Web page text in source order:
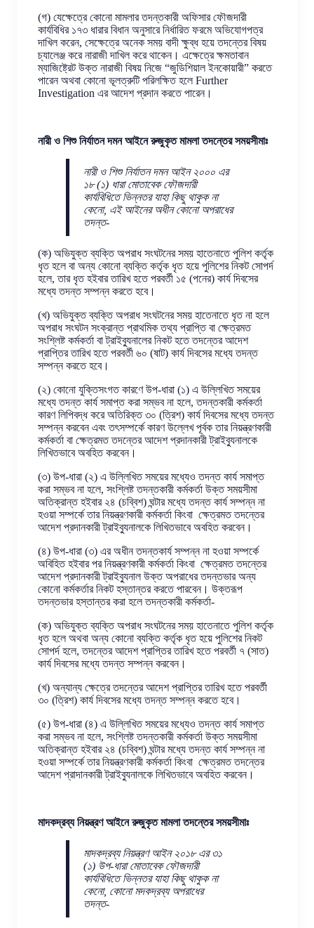
(গ) যেক্ষেত্রে কোনো মামলার তদন্তকারী অফিসার ফৌজদারী
কার্যবিধির ১৭৩ ধারার বিধান অনুসারে নির্ধারিত ফরমে অভিযোগপত্র
দাখিল করেন, সেক্ষেত্রে অনেক সময় বাদী ক্ষুব্ধ হয়ে তদন্তের বিষয়
চ্যালেঞ্জ করে নারাজী দাখিল করে থাকেন। এক্ষেত্রে ক্ষমতাবান
ম্যাজিষ্ট্রেট উক্ত নারাজী বিষয় নিজে “জুডিশিয়াল ইনকোয়ারী” করতে
পারেন অথবা কোনো ভূলত্রুটি পরিলক্ষিত হলে Further
Investigation এর আদেশ প্রদান করতে পারেন।
নারী ও শিশু নির্যাতন দমন আইনে রুজুকৃত মামলা তদন্তের সময়সীমাঃ
নারী ও শিশু নির্যাতন দমন আইন ২০০০ এর
১৮ (১) ধারা মোতাবেক ফৌজদারী
কার্যবিধিতে ভিন্নতর যাহা কিছু থাকুক না
কেনো, এই আইনের অধীন কোনো অপরাধের
তদন্ত-
(ক) অভিযুক্ত ব্যক্তি অপরাধ সংঘটনের সময় হাতেনাতে পুলিশ কর্তৃক
ধৃত হলে বা অন্য কোনো ব্যক্তি কর্তৃক ধৃত হয়ে পুলিশের নিকট সোপর্দ
হলে, তার ধৃত হইবার তারিখ হতে পরবর্তী ১৫ (পনের) কার্য দিবসের
মধ্যে তদন্ত সম্পন্ন করতে হবে।
(খ) অভিযুক্ত ব্যক্তি অপরাধ সংঘটনের সময় হাতেনাতে ধৃত না হলে
অপরাধ সংঘটন সংক্রান্ত প্রাথমিক তথ্য প্রাপ্তি বা ক্ষেত্রমত
সংশ্লিষ্ট কর্মকর্তা বা ট্রাইব্যুনালের নিকট হতে তদন্তের আদেশ
প্রাপ্তির তারিখ হতে পরবর্তী ৬০ (ষাট) কার্য দিবসের মধ্যে তদন্ত
সম্পন্ন করতে হবে।
(২) কোনো যুক্তিসংগত কারণে উপ-ধারা (১) এ উল্লিখিত সময়ের
মধ্যে তদন্ত কার্য সমাপ্ত করা সম্ভব না হলে, তদন্তকারী কর্মকর্তা
কারণ লিপিবদ্ধ করে অতিরিক্ত ৩০ (ত্রিশ) কার্য দিবসের মধ্যে তদন্ত
সম্পন্ন করবেন এবং তৎসম্পর্কে কারণ উল্লেখ পূর্বক তার নিয়ন্ত্রণকারী
কর্মকর্তা বা ক্ষেত্রমত তদন্তের আদেশ প্রদানকারী ট্রাইব্যুনালকে
লিখিতভাবে অবহিত করবেন।
(৩) উপ-ধারা (২) এ উল্লিখিত সময়ের মধ্যেও তদন্ত কার্য সমাপ্ত
করা সম্ভব না হলে, সংশ্লিষ্ট তদন্তকারী কর্মকর্তা উক্ত সময়সীমা
অতিক্রান্ত হইবার ২৪ (চব্বিশ) ঘন্টার মধ্যে তদন্ত কার্য সম্পন্ন না
হওয়া সম্পর্কে তার নিয়ন্ত্রণকারী কর্মকর্তা কিংবা ক্ষেত্রমত তদন্তের
আদেশ প্রদানকারী ট্রাইব্যুনালকে লিখিতভাবে অবহিত করবেন।
(৪) উপ-ধারা (৩) এর অধীন তদন্তকার্য সম্পন্ন না হওয়া সম্পর্কে
অবিহিত হইবার পর নিয়ন্ত্রণকারী কর্মকর্তা কিংবা ক্ষেত্রমত তদন্তের
আদেশ প্রদানকারী ট্রাইব্যুনাল উক্ত অপরাধের তদন্তভার অন্য
কোনো কর্মকর্তার নিকট হস্তান্তর করতে পারবেন। উক্তরূপ
তদন্তভার হস্তান্তর করা হলে তদন্তকারী কর্মকর্তা-
(ক) অভিযুক্ত ব্যক্তি অপরাধ সংঘটনের সময় হাতেনাতে পুলিশ কর্তৃক
ধৃত হলে অথবা অন্য কোনো ব্যক্তি কর্তৃক ধৃত হয়ে পুলিশের নিকট
সোপর্দ হলে, তদন্তের আদেশ প্রাপ্তির তারিখ হতে পরবর্তী ৭ (সাত)
কার্য দিবসের মধ্যে তদন্ত সম্পন্ন করবেন।
(খ) অন্যান্য ক্ষেত্রে তদন্তের আদেশ প্রাপ্তির তারিখ হতে পরবর্তী
৩০ (ত্রিশ) কার্য দিবসের মধ্যে তদন্ত সম্পন্ন করতে হবে।
(৫) উপ-ধারা (৪) এ উল্লিখিত সময়ের মধ্যেও তদন্ত কার্য সমাপ্ত
করা সম্ভব না হলে, সংশ্লিষ্ট তদন্তকারী কর্মকর্তা উক্ত সময়সীমা
অতিক্রান্ত হইবার ২৪ (চব্বিশ) ঘন্টার মধ্যে তদন্ত কার্য সম্পন্ন না
হওয়া সম্পর্কে তার নিয়ন্ত্রণকারী কর্মকর্তা কিংবা ক্ষেত্রমত তদন্তের
আদেশ প্রাদানকারী ট্রাইব্যুনালকে লিখিতভাবে অবহিত করবেন।
মাদকদ্রব্য নিয়ন্ত্রণ আইনে রুজুকৃত মামলা তদন্তের সময়সীমাঃ
মাদকদ্রব্য নিয়ন্ত্রণ আইন ২০১৮ এর ৩১
(১) উপ-ধারা মোতাবেক ফৌজদারী
কার্যবিধিতে ভিন্নতর যাহা কিছু থাকুক না
কেনো, কোনো মদকদ্রব্য অপরাধের
তদন্ত-